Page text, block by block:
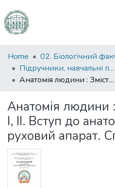
Communities
&
Collections
Statistics
Home
02. Біологічний
Підручники, навчальні посібники та інші науково- та навчально-методичні праці БФ
Анатомія людини : Змістові модулі І, ІІ. Вступ до анатомії. Опорно-руховий апарат. Спланхнологія
Анатомія людини :
І, ІІ. Вступ до
руховий апарат.